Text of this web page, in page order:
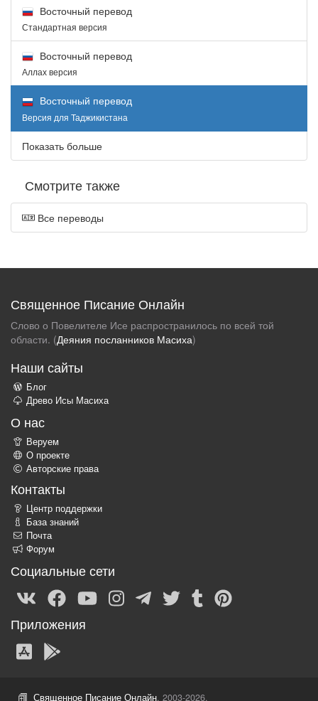
Восточный перевод
Стандартная версия
Восточный перевод
Аллах версия
Восточный перевод
Версия для Таджикистана
Показать больше
Смотрите также
Все переводы
Священное Писание Онлайн
Слово о Повелителе Исе распространилось по всей той
области. (Деяния посланников Масиха)
Наши сайты
Блог
Древо Исы Масиха
О нас
Веруем
О проекте
Авторские права
Контакты
Центр поддержки
База знаний
Почта
Форум
Социальные сети
Приложения
Священное Писание Онлайн, 2003-2026.